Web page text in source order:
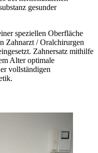
gesunder
speziellen Oberfläche
Zahnarzt / Oralchirurgen
Zahnersatz mithilfe
Alter optimale
vollständigen